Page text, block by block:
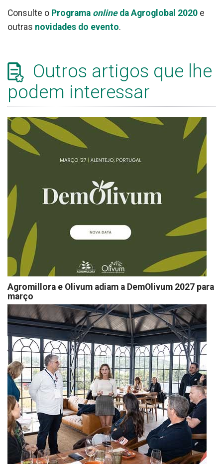
Consulte o Programa online da Agroglobal 2020 e
outras novidades do evento.
Outros artigos que lhe
podem interessar
Agromillora e Olivum adiam a DemOlivum 2027 para
março